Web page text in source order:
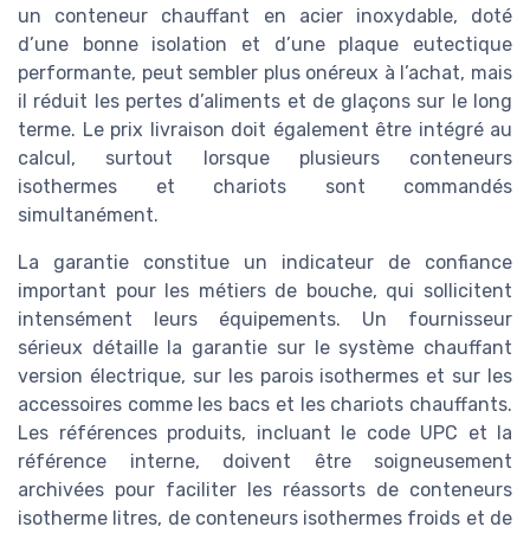
un conteneur chauffant en acier inoxydable, doté
d’une bonne isolation et d’une plaque eutectique
performante, peut sembler plus onéreux à l’achat, mais
il réduit les pertes d’aliments et de glaçons sur le long
terme. Le prix livraison doit également être intégré au
calcul, surtout lorsque plusieurs conteneurs
isothermes et chariots sont commandés
simultanément.
La garantie constitue un indicateur de confiance
important pour les métiers de bouche, qui sollicitent
intensément leurs équipements. Un fournisseur
sérieux détaille la garantie sur le système chauffant
version électrique, sur les parois isothermes et sur les
accessoires comme les bacs et les chariots chauffants.
Les références produits, incluant le code UPC et la
référence interne, doivent être soigneusement
archivées pour faciliter les réassorts de conteneurs
isotherme litres, de conteneurs isothermes froids et de